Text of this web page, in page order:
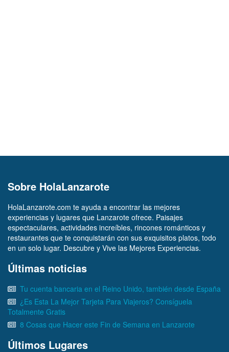
Sobre HolaLanzarote
HolaLanzarote.com te ayuda a encontrar las mejores
experiencias y lugares que Lanzarote ofrece. Paisajes
espectaculares, actividades increíbles, rincones románticos y
restaurantes que te conquistarán con sus exquisitos platos, todo
en un solo lugar. Descubre y Vive las Mejores Experiencias.
Últimas noticias
Tu cuenta bancaria en el Reino Unido, también desde España
¿Es Esta La Mejor Tarjeta Para Viajeros? Consíguela
Totalmente Gratis
8 Cosas que Hacer este Fin de Semana en Lanzarote
Últimos Lugares